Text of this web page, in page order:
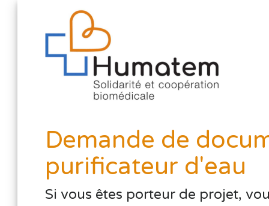
Demande de
purificateur d'eau
Si vous êtes porteur de projet,